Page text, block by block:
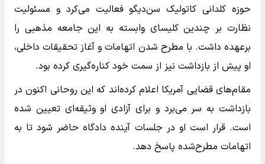
حوزه کلدانی کاتولیک سن‌دیگو فعالیت می‌کرد و مسئولیت
نظارت بر چندین کلیسای وابسته به این جامعه مذهبی را
برعهده داشت. با مطرح شدن اتهامات و آغاز تحقیقات داخلی،
او پیش از بازداشت نیز از سمت خود کناره‌گیری کرده بود.
مقام‌های قضایی آمریکا اعلام کرده‌اند که این روحانی اکنون در
بازداشت به سر می‌برد و برای آزادی او وثیقه‌ای تعیین شده
است. قرار است او در جلسات آینده دادگاه حاضر شود تا به
اتهامات مطرح‌شده پاسخ دهد.